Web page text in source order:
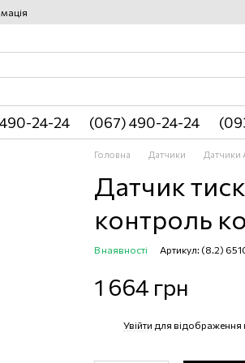
24-24 (067) 490-24-24
Головна Датчики Датчики
Датчик
контроль
В наявності Артикул: (8.2)
1 664 грн
Увійти для відображення